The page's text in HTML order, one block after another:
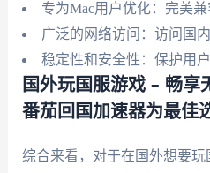
专为Mac用户优化：完美兼
广泛的网络访问：访问国
稳定性和安全性：保护用户
国外玩国服游戏 – 畅享
番茄回国加速器为最佳
综合来看，对于在国外想要